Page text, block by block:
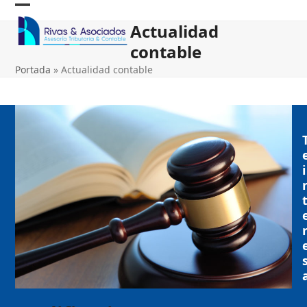
Skip
content
Open
mobile
menu
Close
mobile
menu
Actualidad
contable
Portada »Actualidad contable
i
t
r